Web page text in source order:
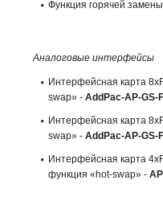
Функция горячей
Аналоговые интерфейсы
Интерфейсная карта
swap» - AddPac-AP-GS-
Интерфейсная карта
swap» - AddPac-AP-GS-
Интерфейсная карта
функция «hot-swap» -